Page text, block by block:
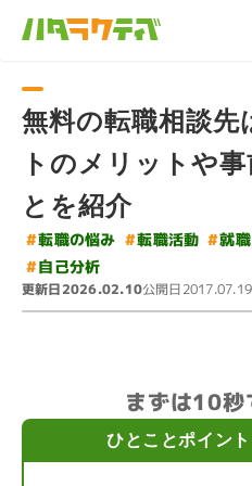
無料の転職相談先
トのメリットや
とを紹介
#転職の悩み #転職活動 #就
#自己分析
更新日2026.02.10公開日2017.07.19
まずは10秒
ひとことポイント